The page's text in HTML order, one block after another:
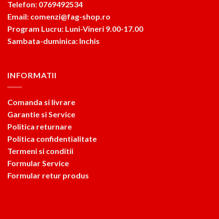
Telefon: 0769492534
Email: comenzi@fag-shop.ro
Program Lucru: Luni-Vineri 9.00-17.00
Sambata-duminica: Inchis
INFORMATII
Comanda si livrare
Garantie si Service
Politica returnare
Politica confidentialitate
Termeni si conditii
Formular Service
Formular retur produs